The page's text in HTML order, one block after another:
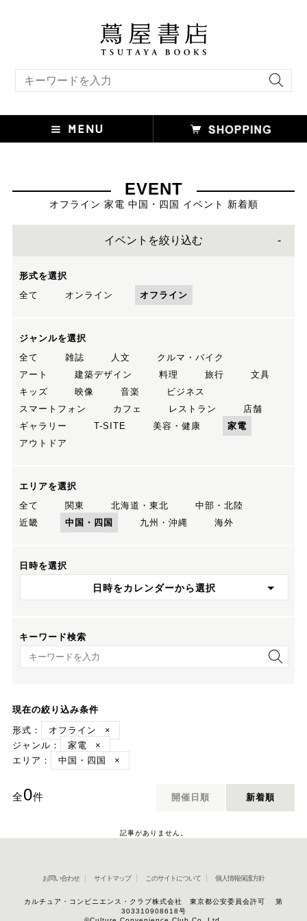
EVENT
オフライン 家電 中国・四国 イベント 新着順
イベントを絞り込む
形式を選択
全て
オンライン オフライン
ジャンルを選択
全て
雑誌 人文
クルマ・バイク
アート
建築デザイン 料理 旅行
文具
キッズ
映像 音楽
ビジネス
スマートフォン
カフェ レストラン
店舗
ギャラリー
T-SITE 美容・健康
家電
アウトドア
エリアを選択
全て
関東 北海道・東北
中部・北陸
近畿
中国・四国 九州・沖縄 海外
日時を選択
日時をカレンダーから選択
キーワード検索
キーワード検索
現在の絞り込み条件
形式：
オフライン
×
ジャンル：
家電
×
エリア：
中国・四国 ×
全0件 開催日順 新着順
記事がありません。
お問い合わせ サイトマップ このサイトについて 個人情報保護方針
カルチュア・コンビニエンス・クラブ株式会社 東京都公安委員会許可 第
303310908618号